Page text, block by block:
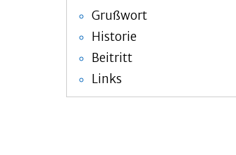
Grußwort
Historie
Beitritt
Links